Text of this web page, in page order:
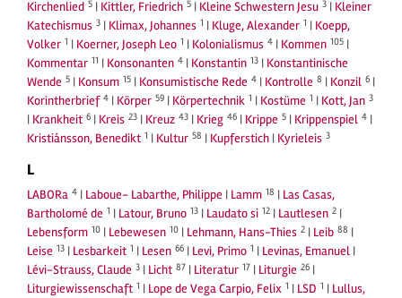
Kirchenlied 5 | Kittler, Friedrich 5 | Kleine Schwestern Jesu 3 | Kleiner
Katechismus 3 | Klimax, Johannes 1 | Kluge, Alexander 1 | Koepp,
Volker 1 | Koerner, Joseph Leo 1 | Kolonialismus 4 | Kommen 105 |
Kommentar 11 | Konsonanten 4 | Konstantin 13 | Konstantinische
Wende 5 | Konsum 15 | Konsumistische Rede 4 | Kontrolle 8 | Konzil 6 |
Korintherbrief 4 | Körper 59 | Körpertechnik 1 | Kostüme 1 | Kott, Jan 3
| Krankheit 6 | Kreis 23 | Kreuz 43 | Krieg 46 | Krippe 5 | Krippenspiel 4 |
Kristiánsson, Benedikt 1 | Kultur 58 | Kupferstich | Kyrieleis 3
L
LABORa 4 | Laboue- Labarthe, Philippe | Lamm 18 | Las Casas,
Bartholomé de 1 | Latour, Bruno 13 | Laudato si 12 | Lautlesen 2 |
Lebensform 10 | Lebewesen 10 | Lehmann, Hans-Thies 2 | Leib 88 |
Leise 13 | Lesbarkeit 1 | Lesen 66 | Levi, Primo 1 | Levinas, Emanuel |
Lévi-Strauss, Claude 3 | Licht 87 | Literatur 17 | Liturgie 26 |
Liturgiewissenschaft 1 | Lope de Vega Carpio, Felix 1 | LSD 1 | Lullus,